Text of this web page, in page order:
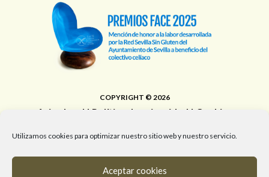
Utilizamos cookies para optimizar nuestro sitio web y nuestro servicio.
Aceptar cookies
COPYRIGHT © 2026
Aviso legal| Política de privacidad | Cookies